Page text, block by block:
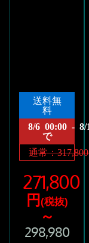
送料無
料
8/6 00:00 - 8/
で
通常：
271,800
円 (税抜)
～
298,980